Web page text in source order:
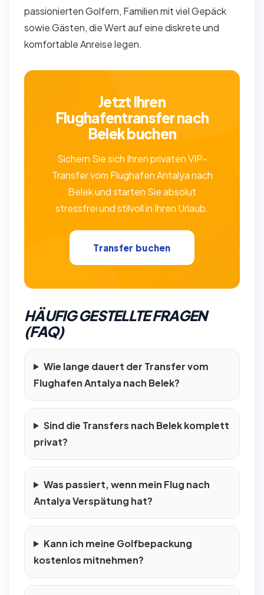
passionierten Golfern, Familien mit viel Gepäck
sowie Gästen, die Wert auf eine diskrete und
komfortable Anreise legen.
Jetzt Ihren
Flughafentransfer nach
Belek buchen
Sichern Sie sich Ihren privaten VIP-
Transfer vom Flughafen Antalya nach
Belek und starten Sie absolut
stressfrei und stilvoll in Ihren Urlaub.
Transfer buchen
HÄUFIG GESTELLTE FRAGEN
(FAQ)
Wie lange dauert der Transfer vom
Flughafen Antalya nach Belek?
Sind die Transfers nach Belek komplett
privat?
Was passiert, wenn mein Flug nach
Antalya Verspätung hat?
Kann ich meine Golfbepackung
kostenlos mitnehmen?